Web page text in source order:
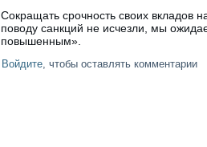
Сокращать срочность своих вкладов
поводу санкций не исчезли, мы
повышенным».
Войдите , чтобы оставлять комментарии